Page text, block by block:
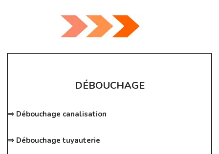
DÉBOUCHAGE
⇒ Débouchage canalisation
⇒ Débouchage tuyauterie